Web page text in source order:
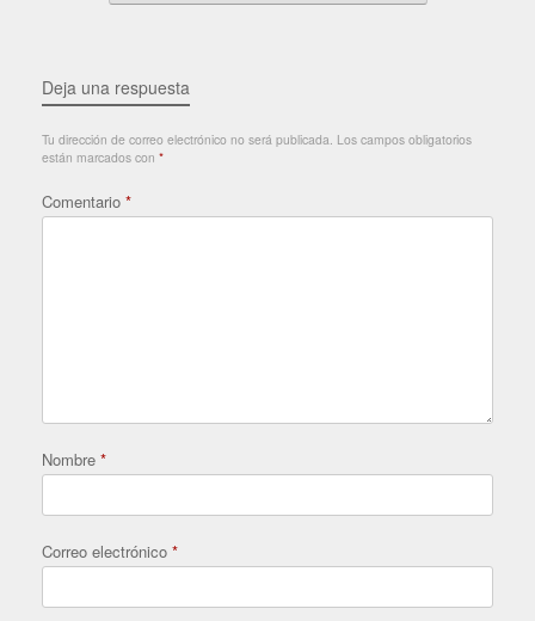
Deja una respuesta
Tu dirección de correo electrónico no será publicada. Los campos obligatorios
están marcados con *
Comentario *
Nombre *
Correo electrónico *